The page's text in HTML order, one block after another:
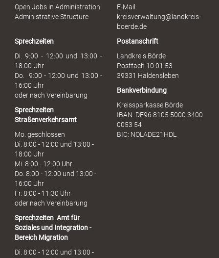
u
h
Open Jobs in Administration
Administrative Structure
E-Mail:
kreisverwaltung@landkreis-
boerde.de
Sprechzeiten
Di. 9:00 - 12:00 und 13:00 -
18:00 Uhr
Do. 9:00 - 12:00 und 13:00 -
16:00 Uhr
oder nach Vereinbarung
Sprechzeiten
Straßenverkehrsamt
Mo. geschlossen
Di. 8:00 - 12:00 und 13:00 -
18:00 Uhr
Mi. 8:00 - 12:00 Uhr
Do. 8:00 - 12:00 und 13:00 -
16:00 Uhr
Fr. 8:00 - 11:30 Uhr
oder nach Vereinbarung
Sprechzeiten Amt für
Soziales und Integration -
Bereich Migration
Di. 8:00 - 12:00 und 13:00 -
Postanschrift
Landkreis Börde
Postfach 10 01 53
39331 Haldensleben
Bankverbindung
Kreissparkasse Börde
IBAN: DE96 8105 5000 3400
0053 54
BIC: NOLADE21HDL